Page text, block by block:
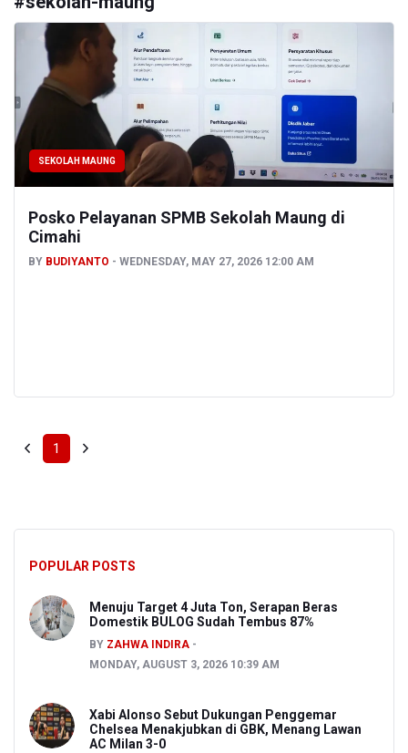
SEKOLAH MAUNG
Posko Pelayanan SPMB Sekolah Maung di
Cimahi
BY BUDIYANTO WEDNESDAY, MAY 27, 2026 12:00 AM
1
POPULAR POSTS
Menuju Target 4 Juta Ton, Serapan Beras
Domestik BULOG Sudah Tembus 87%
BY ZAHWA INDIRA
MONDAY, AUGUST 3, 2026 10:39 AM
Xabi Alonso Sebut Dukungan Penggemar
Chelsea Menakjubkan di GBK, Menang Lawan
AC Milan 3-0